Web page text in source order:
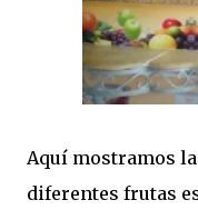
Aquí mostramos
diferentes frutas